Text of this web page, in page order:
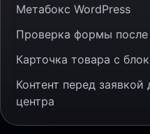
Метабокс WordPress
Проверка формы
Карточка товара с
Контент перед
центра